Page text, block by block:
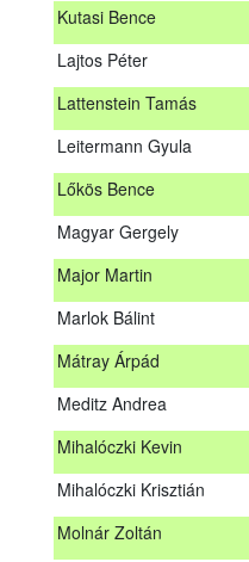
Kutasi Bence
Lajtos Péter
Lattenstein Tamás
Leitermann Gyula
Lőkös Bence
Magyar Gergely
Major Martin
Marlok Bálint
Mátray Árpád
Meditz Andrea
Mihalóczki Kevin
Mihalóczki Krisztián
Molnár Zoltán
Kovács Dániel
Lattenstein Tamás
Leitermann Gyula
Magyar Gergely